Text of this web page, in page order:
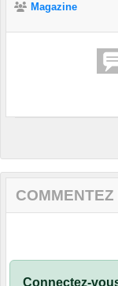
Magazine
COMMENTEZ
Connectez-